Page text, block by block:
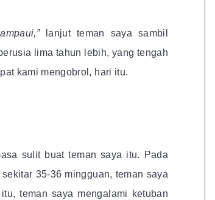
lanjut teman saya sambil
lima tahun lebih, yang tengah
kami mengobrol, hari itu.
sulit buat teman saya itu. Pada
35-36 mingguan, teman saya
teman saya mengalami ketuban